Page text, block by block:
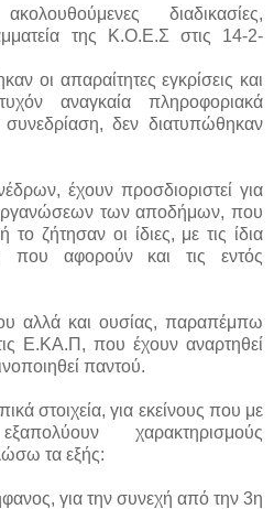
διαδικασίες,
της Κ.Ο.Ε.Σ στις 14-2-
οι απαραίτητες εγκρίσεις και
αναγκαία πληροφοριακά
δεν διατυπώθηκαν
έχουν προσδιοριστεί για
των αποδήμων, που
το ζήτησαν οι ίδιες, με τις ίδια
που αφορούν και τις εντός
αλλά και ουσίας, παραπέμπω
τις Ε.ΚΑ.Π, που έχουν αναρτηθεί
παντού.
στοιχεία, για εκείνους που με
χαρακτηρισμούς
τα εξής:
για την συνεχή από την 3η